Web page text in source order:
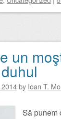
un
by Ioan T.
Să punem